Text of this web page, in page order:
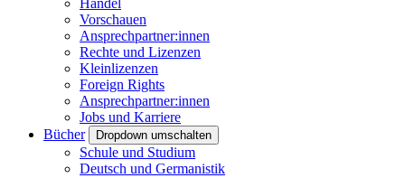
Handel
Vorschauen
Ansprechpartner:innen
Rechte und Lizenzen
Kleinlizenzen
Foreign Rights
Ansprechpartner:innen
Jobs und Karriere
Bücher
Dropdown umschalten
Schule und Studium
Deutsch und Germanistik